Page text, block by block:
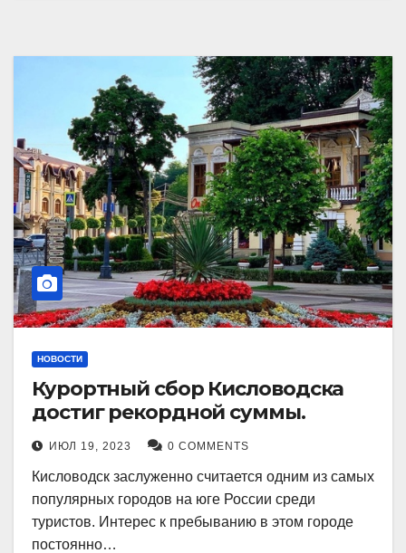
НОВОСТИ
Курортный сбор Кисловодска
достиг рекордной суммы.
ИЮЛ 19, 2023 0 COMMENTS
Кисловодск заслуженно считается одним из самых
популярных городов на юге России среди
туристов. Интерес к пребыванию в этом городе
постоянно…